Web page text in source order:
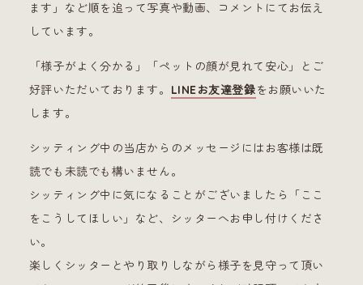
ます」など順を追って写真や動画、コメントにてお伝え
しています。
「様子がよく分かる」「ペットの顔が見れて安心」とご
好評いただいております。 LINEお友達登録をお願いいた
します。
シッティング中の当店からのメッセージにはお客様は既
読でも未読でも構いません。
シッティング中に気になることがございましたら「ここ
をこうしてほしい」など、シッターへお申し付けくださ
い。
楽しくシッターとやり取りしながら様子を見守って頂い